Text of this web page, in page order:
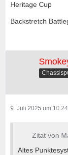
Heritage Cup
Backstretch
9. Juli 2025 um 10:24
Zitat von
Altes